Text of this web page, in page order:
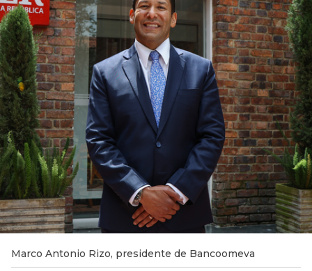
Marco Antonio Rizo, presidente de Bancoomeva